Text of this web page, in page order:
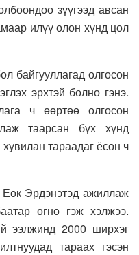
зүүгээд авсан
илүү олон хүнд цол
олгосон
эрхтэй болно гэнэ.
ч өөртөө олгосон
таарсан бүх хүнд
тараадаг ёсон ч
ажиллаж
өгнө гэж хэлжээ.
ээлжинд 2000 ширхэг
тараах гэсэн